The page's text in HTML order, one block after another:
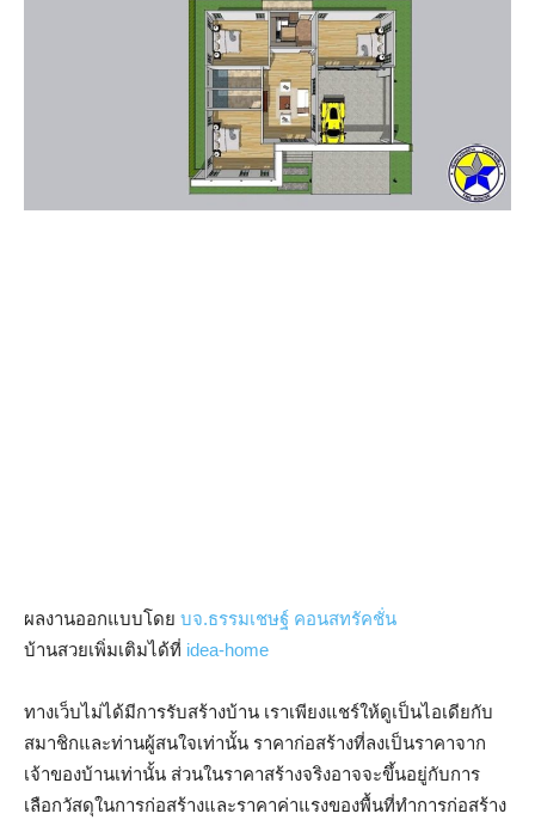
ผลงานออกแบบโดย บจ.ธรรมเชษฐ์ คอนสทรัคชั่น
บ้านสวยเพิ่มเติมได้ที่ idea-home
ทางเว็บไม่ได้มีการรับสร้างบ้าน เราเพียงแชร์ให้ดูเป็นไอเดียกับ
สมาชิกและท่านผู้สนใจเท่านั้น ราคาก่อสร้างที่ลงเป็นราคาจาก
เจ้าของบ้านเท่านั้น ส่วนในราคาสร้างจริงอาจจะขึ้นอยู่กับการ
เลือกวัสดุในการก่อสร้างและราคาค่าแรงของพื้นที่ทำการก่อสร้าง